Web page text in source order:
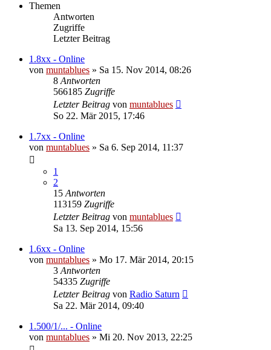
Themen
Antworten
Zugriffe
Letzter Beitrag
1.8xx - Online
von muntablues » Sa 15. Nov 2014, 08:26
8 Antworten
566185 Zugriffe
Letzter Beitrag von muntablues
So 22. Mär 2015, 17:46
1.7xx - Online
von muntablues » Sa 6. Sep 2014, 11:37
1
2
15 Antworten
113159 Zugriffe
Letzter Beitrag von muntablues
Sa 13. Sep 2014, 15:56
1.6xx - Online
von muntablues » Mo 17. Mär 2014, 20:15
3 Antworten
54335 Zugriffe
Letzter Beitrag von Radio Saturn
Sa 22. Mär 2014, 09:40
1.500/1/... - Online
von muntablues » Mi 20. Nov 2013, 22:25